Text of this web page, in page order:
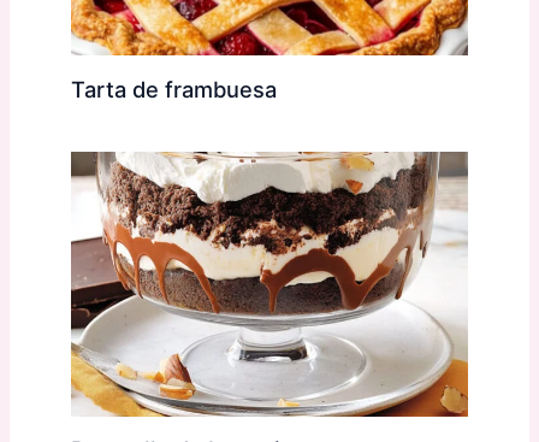
Tarta de frambuesa